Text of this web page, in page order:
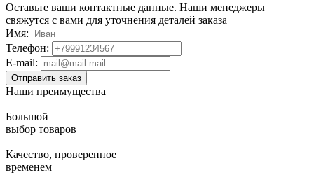
Оставьте ваши контактные данные. Наши менеджеры
свяжутся с вами для уточнения деталей заказа
Имя:
Телефон:
E-mail:
Наши преимущества
Большой
выбор товаров
Качество, проверенное
временем